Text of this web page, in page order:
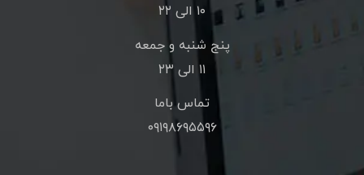
۱۰ الی ۲۲
پنج شنبه و جمعه
۱۱ الی ۲۳
تماس باما
۰۹۱۹۸۶۹۵۵۹۶